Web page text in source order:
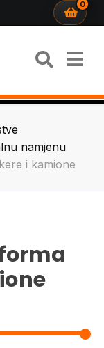
0
namjenu
i kamione